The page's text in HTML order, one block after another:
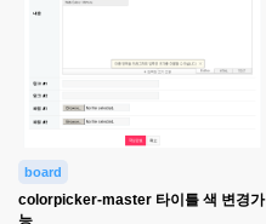
board
colorpicker-master 타이틀 색 변경가
능